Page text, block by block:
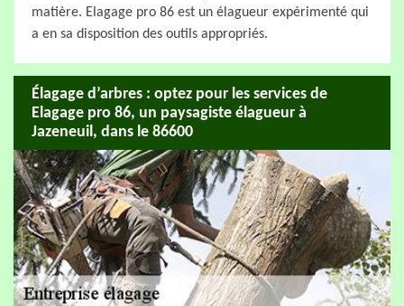
matière. Elagage pro 86 est un élagueur expérimenté qui
a en sa disposition des outils appropriés.
Élagage d’arbres : optez pour les services de
Elagage pro 86, un paysagiste élagueur à
Jazeneuil, dans le 86600